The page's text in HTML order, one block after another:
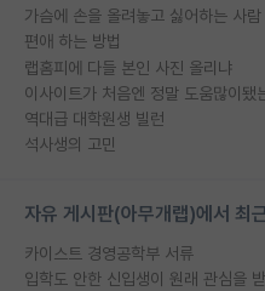
가슴에 손을 올려놓고 싫어하는 사
편애 하는 방법
랩홈피에 다들 본인 사진 올리냐
이사이트가 처음엔 정말 도움많이됐
역대급 대학원생 빌런
석사생의 고민
자유 게시판(아무개랩)에서 최
카이스트 경영공학부 서류
입학도 안한 신입생이 원래 관심을